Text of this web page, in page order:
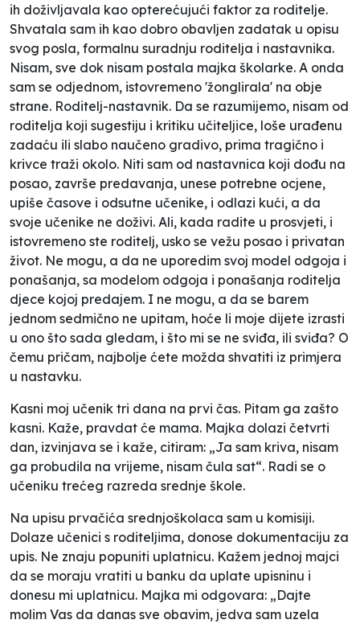
ih doživljavala kao opterećujući faktor za roditelje.
Shvatala sam ih kao dobro obavljen zadatak u opisu
svog posla, formalnu suradnju roditelja i nastavnika.
Nisam, sve dok nisam postala majka školarke. A onda
sam se odjednom, istovremeno 'žonglirala' na obje
strane. Roditelj-nastavnik. Da se razumijemo, nisam od
roditelja koji sugestiju i kritiku učiteljice, loše urađenu
zadaću ili slabo naučeno gradivo, prima tragično i
krivce traži okolo. Niti sam od nastavnica koji dođu na
posao, završe predavanja, unese potrebne ocjene,
upiše časove i odsutne učenike, i odlazi kući, a da
svoje učenike ne doživi. Ali, kada radite u prosvjeti, i
istovremeno ste roditelj, usko se vežu posao i privatan
život. Ne mogu, a da ne uporedim svoj model odgoja i
ponašanja, sa modelom odgoja i ponašanja roditelja
djece kojoj predajem. I ne mogu, a da se barem
jednom sedmično ne upitam, hoće li moje dijete izrasti
u ono što sada gledam, i što mi se ne sviđa, ili sviđa? O
čemu pričam, najbolje ćete možda shvatiti iz primjera
u nastavku.
Kasni moj učenik tri dana na prvi čas. Pitam ga zašto
kasni. Kaže, pravdat će mama. Majka dolazi četvrti
dan, izvinjava se i kaže, citiram: „Ja sam kriva, nisam
ga probudila na vrijeme, nisam čula sat“. Radi se o
učeniku trećeg razreda srednje škole.
Na upisu prvačića srednjoškolaca sam u komisiji.
Dolaze učenici s roditeljima, donose dokumentaciju za
upis. Ne znaju popuniti uplatnicu. Kažem jednoj majci
da se moraju vratiti u banku da uplate upisninu i
donesu mi uplatnicu. Majka mi odgovara: „Dajte
molim Vas da danas sve obavim, jedva sam uzela